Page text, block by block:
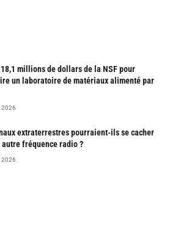
18,1 millions de dollars de la NSF pour
un laboratoire de matériaux alimenté par
2026
extraterrestres pourraient-ils se cacher
autre fréquence radio ?
2026